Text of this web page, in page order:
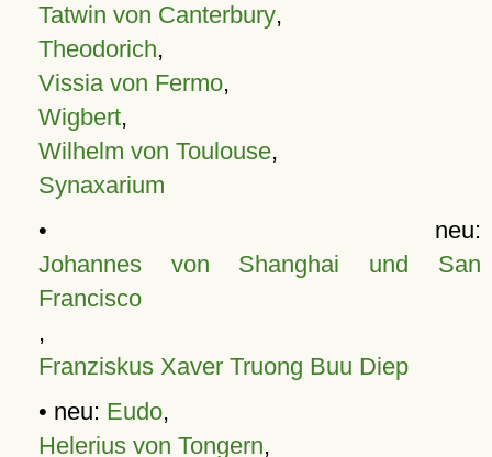
Tatwin von Canterbury,
Theodorich,
Vissia von Fermo,
Wigbert,
Wilhelm von Toulouse,
Synaxarium
• neu:
Johannes von Shanghai und San
Francisco
,
Franziskus Xaver Truong Buu Diep
• neu: Eudo,
Helerius von Tongern,